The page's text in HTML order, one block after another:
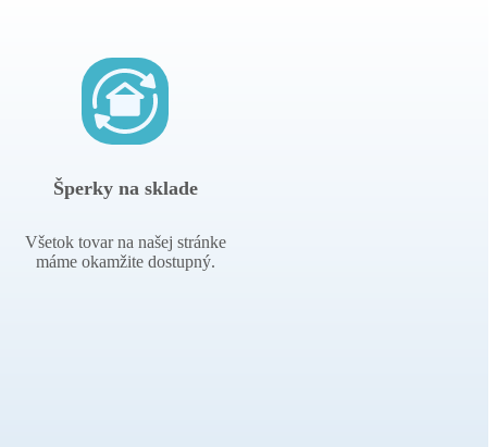
Šperky na sklade
Všetok tovar na našej stránke
máme okamžite dostupný.